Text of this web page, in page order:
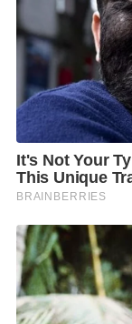
ในช่วงท้ายของนิ
ความยั่งยืน ผ่า
วัสดุใช้แล้วมาส
ออกแบบที่คำนึง
การยืดวงจรชีวิ
คุณทัศน์ลักษณ์ พา
สายงานการวิจัย
จำกัด กล่าวว่า “
ฮาตาริตามธีมที่แ
เสนอยังคงสะท้อ
การออกแบบที่ดี